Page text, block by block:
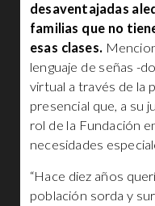
desaventajadas
familias que no
esas clases.
lenguaje de señas -
virtual a través de la
presencial que, a su
rol de la Fundación
necesidades
“Hace diez años
población sorda y